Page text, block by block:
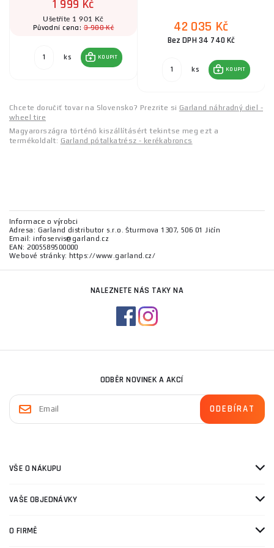
1 999 Kč
Ušetříte 1 901 Kč
Původní cena:3 900 Kč
ks KOUPIT
42 035 Kč
Bez DPH 34 740 Kč
ks KOUPIT
Chcete doručiť tovar na Slovensko? Prezrite si Garland náhradný diel -
wheel tire
Magyarországra történő kiszállításért tekintse meg ezt a
termékoldalt: Garland pótalkatrész - kerékabroncs
Informace o výrobci
Adresa: Garland distributor s.r.o. Šturmova 1307, 506 01 Jičín
Email: infoservis@garland.cz
EAN: 2005589500000
Webové stránky: https://www.garland.cz/
NALEZNETE NÁS TAKY NA
ODBĚR NOVINEK A AKCÍ
VŠE O NÁKUPU
VAŠE OBJEDNÁVKY
O FIRMĚ